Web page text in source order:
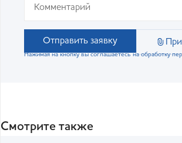
Отправить заявку
Нажимая на кнопку вы соглашаетесь на обработку
Смотрите также